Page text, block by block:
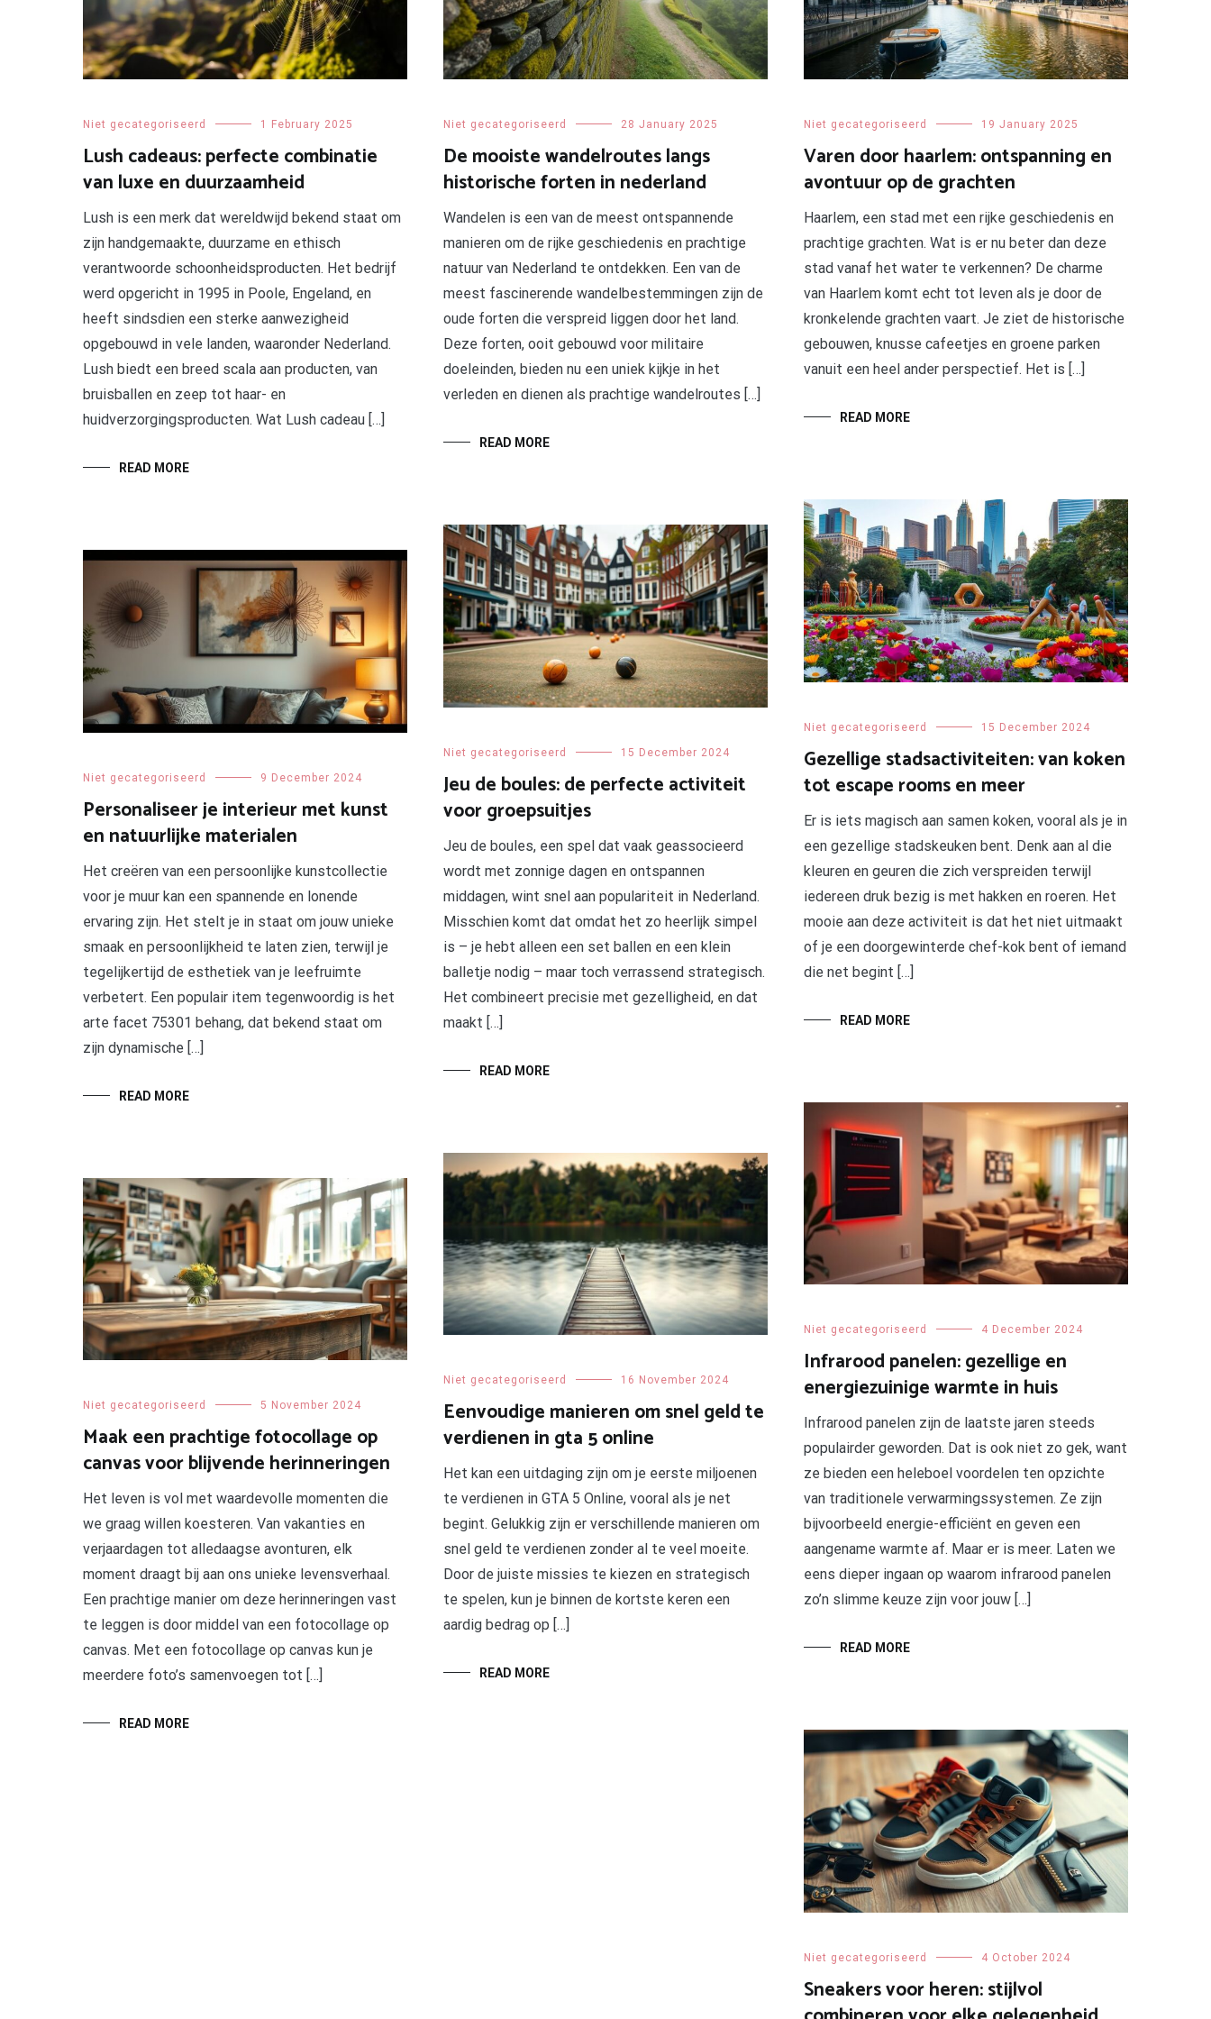
Niet gecategoriseerd 1 February 2025
Lush cadeaus: perfecte combinatie
van luxe en duurzaamheid
Lush is een merk dat wereldwijd bekend staat om
zijn handgemaakte, duurzame en ethisch
verantwoorde schoonheidsproducten. Het bedrijf
werd opgericht in 1995 in Poole, Engeland, en
heeft sindsdien een sterke aanwezigheid
opgebouwd in vele landen, waaronder Nederland.
Lush biedt een breed scala aan producten, van
bruisballen en zeep tot haar- en
huidverzorgingsproducten. Wat Lush cadeau […]
READ MORE
Niet gecategoriseerd 28 January 2025
De mooiste wandelroutes langs
historische forten in nederland
Wandelen is een van de meest ontspannende
manieren om de rijke geschiedenis en prachtige
natuur van Nederland te ontdekken. Een van de
meest fascinerende wandelbestemmingen zijn de
oude forten die verspreid liggen door het land.
Deze forten, ooit gebouwd voor militaire
doeleinden, bieden nu een uniek kijkje in het
verleden en dienen als prachtige wandelroutes […]
READ MORE
Niet gecategoriseerd 19 January 2025
Varen door haarlem: ontspanning en
avontuur op de grachten
Haarlem, een stad met een rijke geschiedenis en
prachtige grachten. Wat is er nu beter dan deze
stad vanaf het water te verkennen? De charme
van Haarlem komt echt tot leven als je door de
kronkelende grachten vaart. Je ziet de historische
gebouwen, knusse cafeetjes en groene parken
vanuit een heel ander perspectief. Het is […]
READ MORE
Niet gecategoriseerd 15 December 2024
Gezellige stadsactiviteiten: van koken
tot escape rooms en meer
Er is iets magisch aan samen koken, vooral als je in
een gezellige stadskeuken bent. Denk aan al die
kleuren en geuren die zich verspreiden terwijl
iedereen druk bezig is met hakken en roeren. Het
mooie aan deze activiteit is dat het niet uitmaakt
of je een doorgewinterde chef-kok bent of iemand
die net begint […]
READ MORE
Niet gecategoriseerd 15 December 2024
Jeu de boules: de perfecte activiteit
voor groepsuitjes
Jeu de boules, een spel dat vaak geassocieerd
wordt met zonnige dagen en ontspannen
middagen, wint snel aan populariteit in Nederland.
Misschien komt dat omdat het zo heerlijk simpel
is – je hebt alleen een set ballen en een klein
balletje nodig – maar toch verrassend strategisch.
Het combineert precisie met gezelligheid, en dat
maakt […]
READ MORE
Niet gecategoriseerd 9 December 2024
Personaliseer je interieur met kunst
en natuurlijke materialen
Het creëren van een persoonlijke kunstcollectie
voor je muur kan een spannende en lonende
ervaring zijn. Het stelt je in staat om jouw unieke
smaak en persoonlijkheid te laten zien, terwijl je
tegelijkertijd de esthetiek van je leefruimte
verbetert. Een populair item tegenwoordig is het
arte facet 75301 behang, dat bekend staat om
zijn dynamische […]
READ MORE
Niet gecategoriseerd 4 December 2024
Infrarood panelen: gezellige en
energiezuinige warmte in huis
Infrarood panelen zijn de laatste jaren steeds
populairder geworden. Dat is ook niet zo gek, want
ze bieden een heleboel voordelen ten opzichte
van traditionele verwarmingssystemen. Ze zijn
bijvoorbeeld energie-efficiënt en geven een
aangename warmte af. Maar er is meer. Laten we
eens dieper ingaan op waarom infrarood panelen
zo’n slimme keuze zijn voor jouw […]
READ MORE
Niet gecategoriseerd 16 November 2024
Eenvoudige manieren om snel geld te
verdienen in gta 5 online
Het kan een uitdaging zijn om je eerste miljoenen
te verdienen in GTA 5 Online, vooral als je net
begint. Gelukkig zijn er verschillende manieren om
snel geld te verdienen zonder al te veel moeite.
Door de juiste missies te kiezen en strategisch
te spelen, kun je binnen de kortste keren een
aardig bedrag op […]
READ MORE
Niet gecategoriseerd 5 November 2024
Maak een prachtige fotocollage op
canvas voor blijvende herinneringen
Het leven is vol met waardevolle momenten die
we graag willen koesteren. Van vakanties en
verjaardagen tot alledaagse avonturen, elk
moment draagt bij aan ons unieke levensverhaal.
Een prachtige manier om deze herinneringen vast
te leggen is door middel van een fotocollage op
canvas. Met een fotocollage op canvas kun je
meerdere foto’s samenvoegen tot […]
READ MORE
Niet gecategoriseerd 4 October 2024
Sneakers voor heren: stijlvol